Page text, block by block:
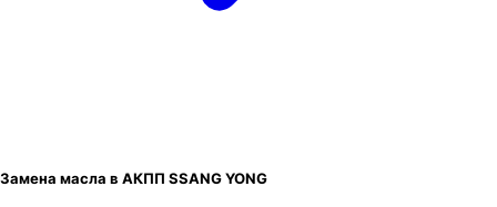
Замена масла в АКПП SSANG YONG